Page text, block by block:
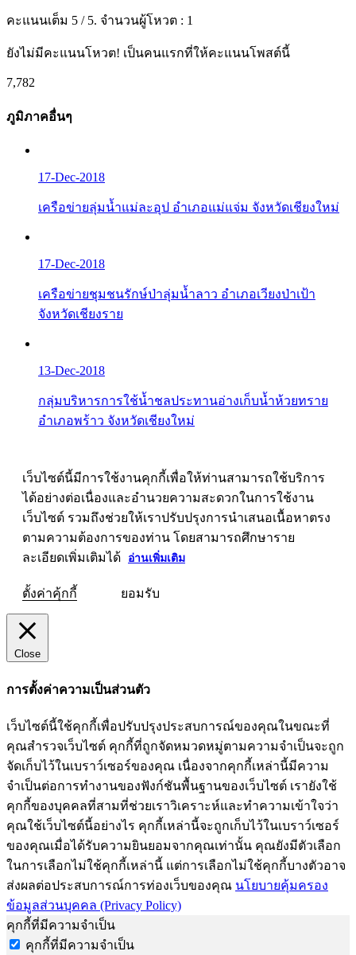
คะแนนเต็ม 5 / 5. จำนวนผู้โหวต : 1
ยังไม่มีคะแนนโหวต! เป็นคนแรกที่ให้คะแนนโพสต์นี้
7,782
ภูมิภาคอื่นๆ
17-Dec-2018
เครือข่ายลุ่มน้ำแม่ละอุป อำเภอแม่แจ่ม จังหวัดเชียงใหม่
17-Dec-2018
เครือข่ายชุมชนรักษ์ป่าลุ่มน้ำลาว อำเภอเวียงป่าเป้า
จังหวัดเชียงราย
13-Dec-2018
กลุ่มบริหารการใช้น้ำชลประทานอ่างเก็บน้ำห้วยทราย
อำเภอพร้าว จังหวัดเชียงใหม่
เว็บไซต์นี้มีการใช้งานคุกกี้เพื่อให้ท่านสามารถใช้บริการ
ได้อย่างต่อเนื่องและอำนวยความสะดวกในการใช้งาน
เว็บไซต์ รวมถึงช่วยให้เราปรับปรุงการนำเสนอเนื้อหาตรง
ตามความต้องการของท่าน โดยสามารถศึกษาราย
ละเอียดเพิ่มเติมได้
อ่านเพิ่มเติม
ตั้งค่าคุ้กกี้ ยอมรับ
Close
การตั้งค่าความเป็นส่วนตัว
เว็บไซต์นี้ใช้คุกกี้เพื่อปรับปรุงประสบการณ์ของคุณในขณะที่
คุณสำรวจเว็บไซต์ คุกกี้ที่ถูกจัดหมวดหมู่ตามความจำเป็นจะถูก
จัดเก็บไว้ในเบราว์เซอร์ของคุณ เนื่องจากคุกกี้เหล่านี้มีความ
จำเป็นต่อการทำงานของฟังก์ชันพื้นฐานของเว็บไซต์ เรายังใช้
คุกกี้ของบุคคลที่สามที่ช่วยเราวิเคราะห์และทำความเข้าใจว่า
คุณใช้เว็บไซต์นี้อย่างไร คุกกี้เหล่านี้จะถูกเก็บไว้ในเบราว์เซอร์
ของคุณเมื่อได้รับความยินยอมจากคุณเท่านั้น คุณยังมีตัวเลือก
ในการเลือกไม่ใช้คุกกี้เหล่านี้ แต่การเลือกไม่ใช้คุกกี้บางตัวอาจ
ส่งผลต่อประสบการณ์การท่องเว็บของคุณ นโยบายคุ้มครอง
ข้อมูลส่วนบุคคล (Privacy Policy)
คุกกี้ที่มีความจำเป็น
คุกกี้ที่มีความจำเป็น